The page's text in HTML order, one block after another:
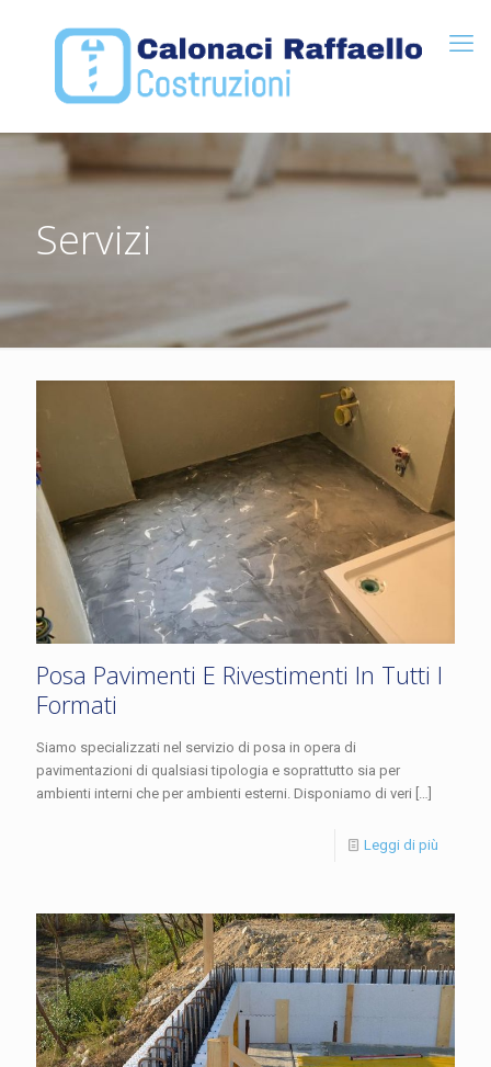
Servizi
Posa Pavimenti E Rivestimenti In Tutti I
Formati
Siamo specializzati nel servizio di posa in opera di
pavimentazioni di qualsiasi tipologia e soprattutto sia per
ambienti interni che per ambienti esterni. Disponiamo di veri
Leggi di più